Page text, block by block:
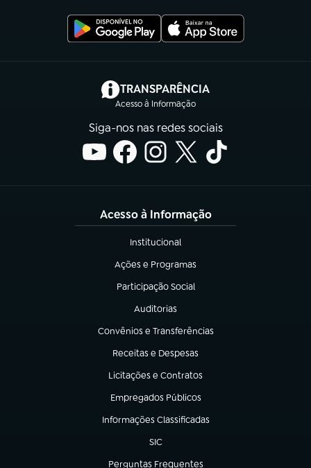
TRANSPARÊNCIA
Acesso à Informação
(abre em nova aba)
Siga-nos nas redes sociais
Acesso à Informação
Institucional
(abre em nova aba)
Ações e Programas
(abre em nova aba)
Participação Social
(abre em nova aba)
Auditorias
(abre em nova aba)
Convênios e Transferências
(abre em nova aba)
Receitas e Despesas
(abre em nova aba)
Licitações e Contratos
(abre em nova aba)
Empregados Públicos
(abre em nova aba)
Informações Classificadas
(abre em nova aba)
SIC
(abre em nova aba)
Perguntas Frequentes